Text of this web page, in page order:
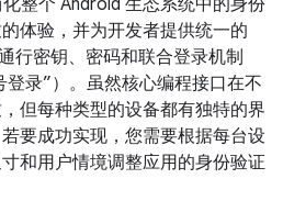
整个 Android 生态系统中的身份
体验，并为开发者提供统一的
行密钥、密码和联合登录机制
登录”）。虽然核心编程接口在不
但每种类型的设备都有独特的界
要成功实现，您需要根据每台设
和用户情境调整应用的身份验证